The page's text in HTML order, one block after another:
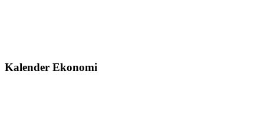
Kalender Ekonomi